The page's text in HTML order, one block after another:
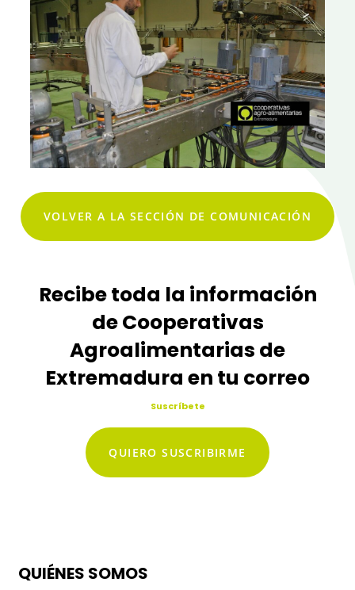
VOLVER A LA SECCIÓN DE COMUNICACIÓN
Recibe toda la información
de Cooperativas
Agroalimentarias de
Extremadura en tu correo
Suscríbete
QUIERO SUSCRIBIRME
QUIÉNES SOMOS